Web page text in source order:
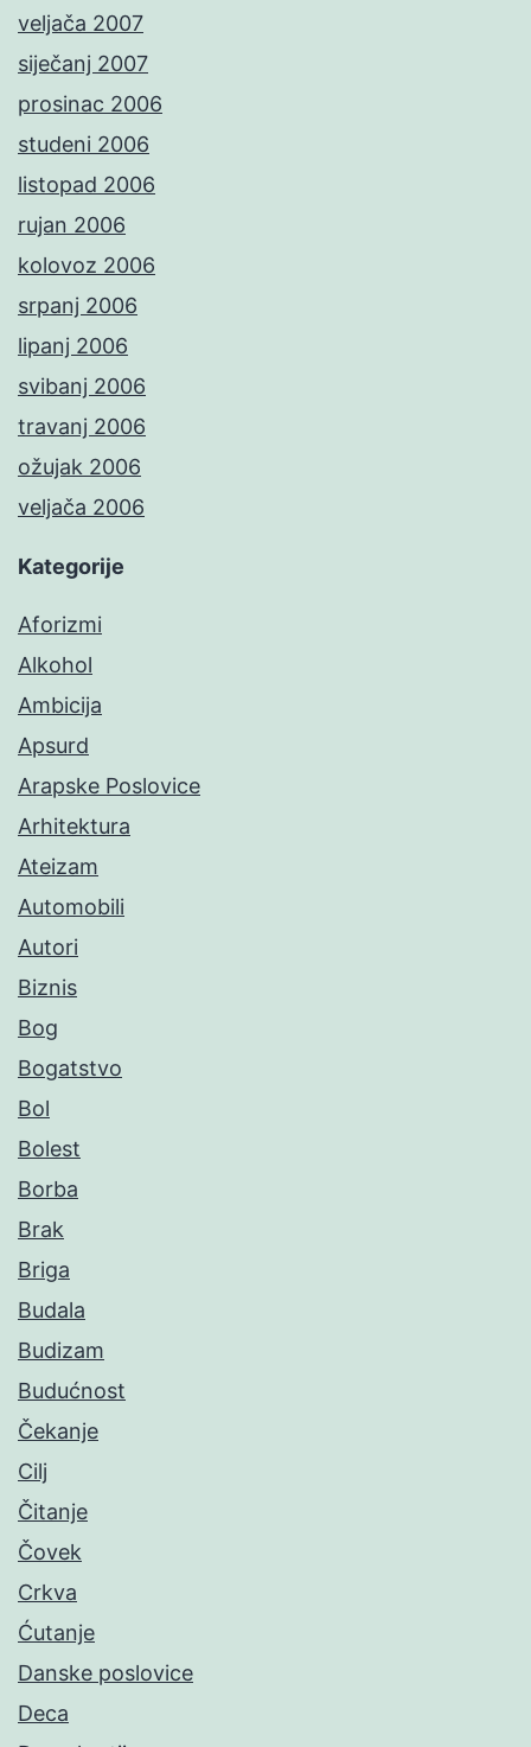
veljača 2007
siječanj 2007
prosinac 2006
studeni 2006
listopad 2006
rujan 2006
kolovoz 2006
srpanj 2006
lipanj 2006
svibanj 2006
travanj 2006
ožujak 2006
veljača 2006
Kategorije
Aforizmi
Alkohol
Ambicija
Apsurd
Arapske Poslovice
Arhitektura
Ateizam
Automobili
Autori
Biznis
Bog
Bogatstvo
Bol
Bolest
Borba
Brak
Briga
Budala
Budizam
Budućnost
Čekanje
Cilj
Čitanje
Čovek
Crkva
Ćutanje
Danske poslovice
Deca